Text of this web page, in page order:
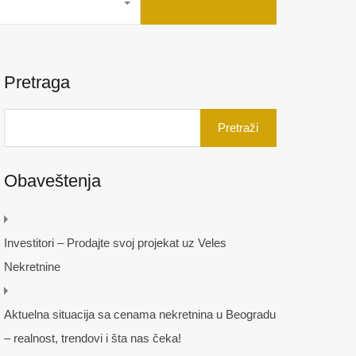
Pretraga
Obaveštenja
Investitori – Prodajte svoj projekat uz Veles
Nekretnine
Aktuelna situacija sa cenama nekretnina u Beogradu
– realnost, trendovi i šta nas čeka!